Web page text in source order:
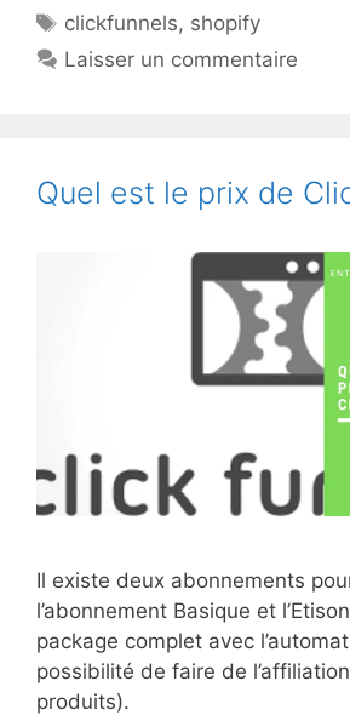
Étiquettes
clickfunnels, shopify
Laisser un commentaire
Quel est le prix de
Il existe deux abonnements
l’abonnement Basique et
package complet avec
possibilité de faire de
produits).